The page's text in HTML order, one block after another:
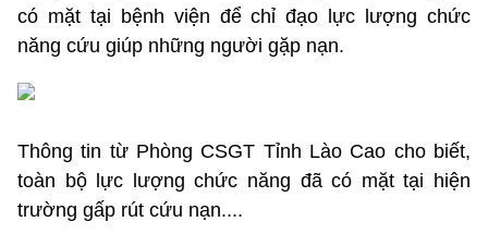
có mặt tại bệnh viện để chỉ đạo lực lượng chức
năng cứu giúp những người gặp nạn.
Thông tin từ Phòng CSGT Tỉnh Lào Cao cho biết,
toàn bộ lực lượng chức năng đã có mặt tại hiện
trường gấp rút cứu nạn....